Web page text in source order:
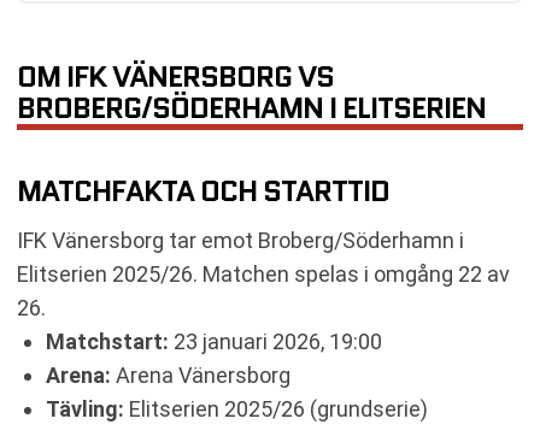
SÅ FÖLJER DU MATCHEN PÅ TV OCH ONLINE
FÖRUTSÄTTNINGAR INFÖR RESTEN AV
GRUNDSERIEN
SENASTE RESULTAT IFK VÄNERSBORG
SENASTE RESULTAT BROBERG/SÖDERHAMN
RESULTAT INBÖRDES MÖTEN
RELATERADE NYHETER
OM IFK VÄNERSBORG VS
BROBERG/SÖDERHAMN I ELITSERIEN
MATCHFAKTA OCH STARTTID
IFK Vänersborg tar emot Broberg/Söderhamn i
Elitserien 2025/26. Matchen spelas i omgång 22 av
26.
Matchstart: 23 januari 2026, 19:00
Arena: Arena Vänersborg
Tävling: Elitserien 2025/26 (grundserie)